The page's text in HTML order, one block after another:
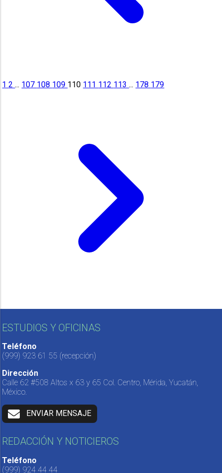
12... 107 108 109 110 111 112 113... 178 179
ESTUDIOS Y OFICINAS
Teléfono
(999) 923 61 55 (recepción)
Dirección
Calle 62 #508 Altos x 63 y 65 Col. Centro, Mérida, Yucatán,
México.
ENVIAR MENSAJE
REDACCIÓN Y NOTICIEROS
Teléfono
(999) 924 44 44